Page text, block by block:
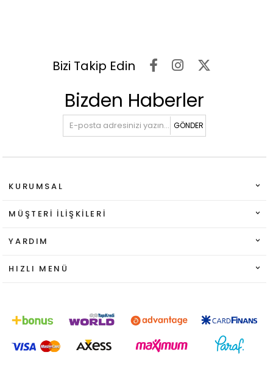
Bizi Takip Edin
Bizden Haberler
GÖNDER
KURUMSAL
MÜŞTERI İLIŞKILERI
YARDIM
HIZLI MENÜ